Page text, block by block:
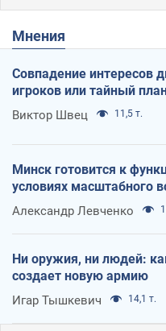
Мнения
Совпадение интересов
игроков или тайный
Виктор Швец 11,5 т.
Минск готовится к
условиях масштабного
Александр Левченко
Ни оружия, ни людей:
создает новую армию
Игар Тышкевич 14,1 т.